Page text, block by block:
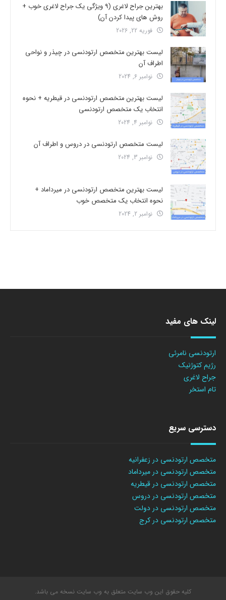
بهترین جراح لاغری (9 ویژگی یک جراح لاغری خوب +
روش های پیدا کردن آن)
فوریه 22, 2026
لیست بهترین متخصص ارتودنسی در چیذر و نواحی
اطراف آن
نوامبر 6, 2024
لیست بهترین متخصص ارتودنسی در قیطریه + نحوه
انتخاب یک متخصص ارتودنسی
نوامبر 4, 2024
لیست متخصص ارتودنسی در دروس و اطراف آن
نوامبر 3, 2024
لیست بهترین متخصص ارتودنسی در میرداماد +
نحوه انتخاب یک متخصص خوب
نوامبر 2, 2024
لینک های مفید
ارتودنسی نامرئی
رژیم کتوژنیک
جراح لاغری
تام استخر
دسترسی سریع
متخصص ارتودنسی در زعفرانیه
متخصص ارتودنسی در میرداماد
متخصص ارتودنسی در قیطریه
متخصص ارتودنسی در دروس
متخصص ارتودنسی در دولت
متخصص ارتودنسی در کرج
کلیه حقوق این وب سایت متعلق به وب سایت نسخه می باشد.